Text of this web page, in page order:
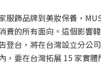
服飾品牌到美妝保養，
費的所有面向。這個影響
登台，將在台灣設立分公
，要在台灣拓展 15 家實體